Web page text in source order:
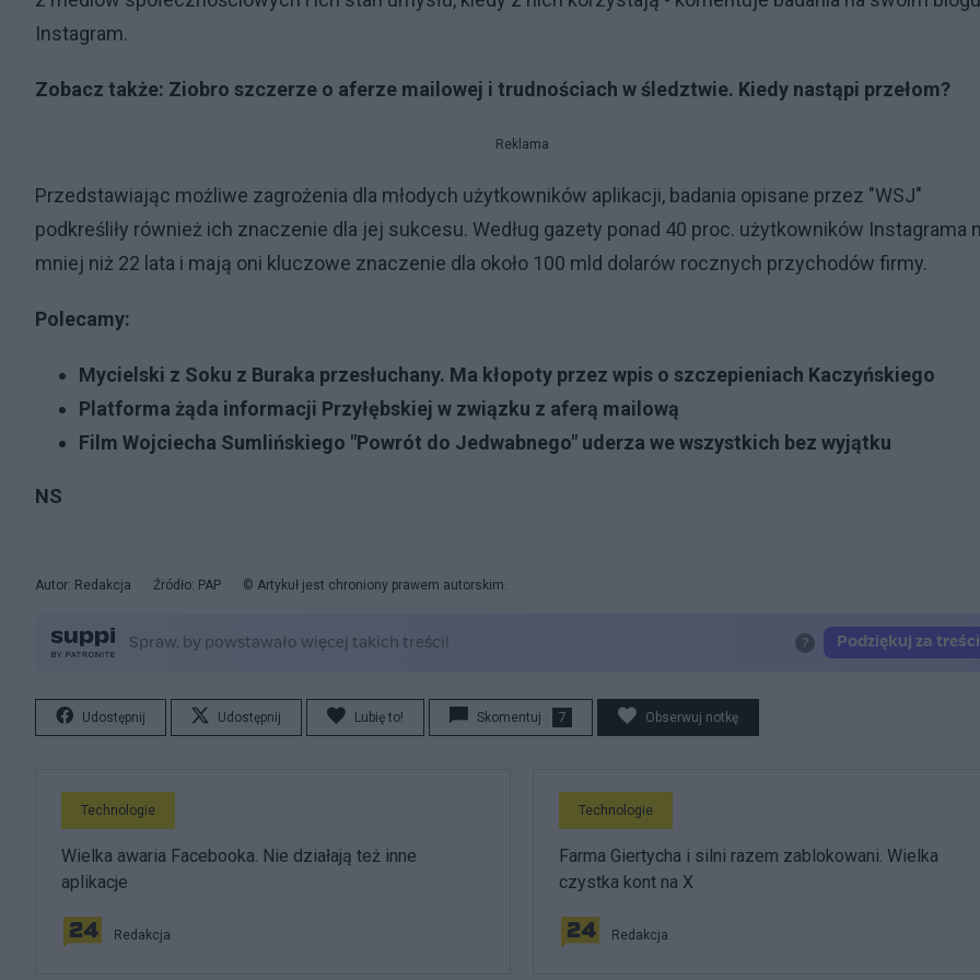
Instagram.
Zobacz także: Ziobro szczerze o aferze mailowej i trudnościach w śledztwie. Kiedy nastąpi przełom?
Reklama
Przedstawiając możliwe zagrożenia dla młodych użytkowników aplikacji, badania opisane przez "WSJ"
podkreśliły również ich znaczenie dla jej sukcesu. Według gazety ponad 40 proc. użytkowników Instagrama
mniej niż 22 lata i mają oni kluczowe znaczenie dla około 100 mld dolarów rocznych przychodów firmy.
Polecamy:
Mycielski z Soku z Buraka przesłuchany. Ma kłopoty przez wpis o szczepieniach Kaczyńskiego
Platforma żąda informacji Przyłębskiej w związku z aferą mailową
Film Wojciecha Sumlińskiego "Powrót do Jedwabnego" uderza we wszystkich bez wyjątku
NS
Autor: Redakcja Źródło: PAP © Artykuł jest chroniony prawem autorskim.
Udostępnij Udostępnij Lubię to! Skomentuj 7 Obserwuj notkę
Technologie
Wielka awaria Facebooka. Nie działają też inne
aplikacje
Redakcja
Technologie
Farma Giertycha i silni razem zablokowani. Wielka
czystka kont na X
Redakcja